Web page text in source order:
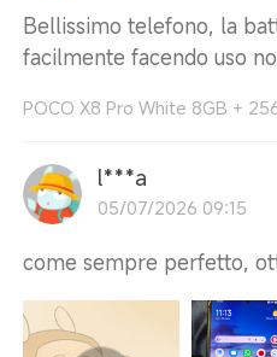
Bellissimo telefono, la
facilmente facendo uso
POCO X8 Pro White 8GB +
l***a
05/07/2026 09:15
come sempre perfetto,